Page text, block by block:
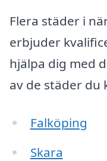
Flera städer i
erbjuder
hjälpa dig med
av de städer du
Falköping
Skara